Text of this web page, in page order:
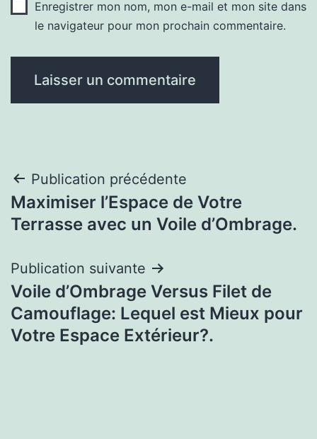
Enregistrer mon nom, mon e-mail et mon site dans
le navigateur pour mon prochain commentaire.
Navigation
de
Publication précédente
Maximiser l’Espace de Votre
Terrasse avec un Voile d’Ombrage.
Publication suivante
Voile d’Ombrage Versus Filet de
Camouflage: Lequel est Mieux pour
Votre Espace Extérieur?.